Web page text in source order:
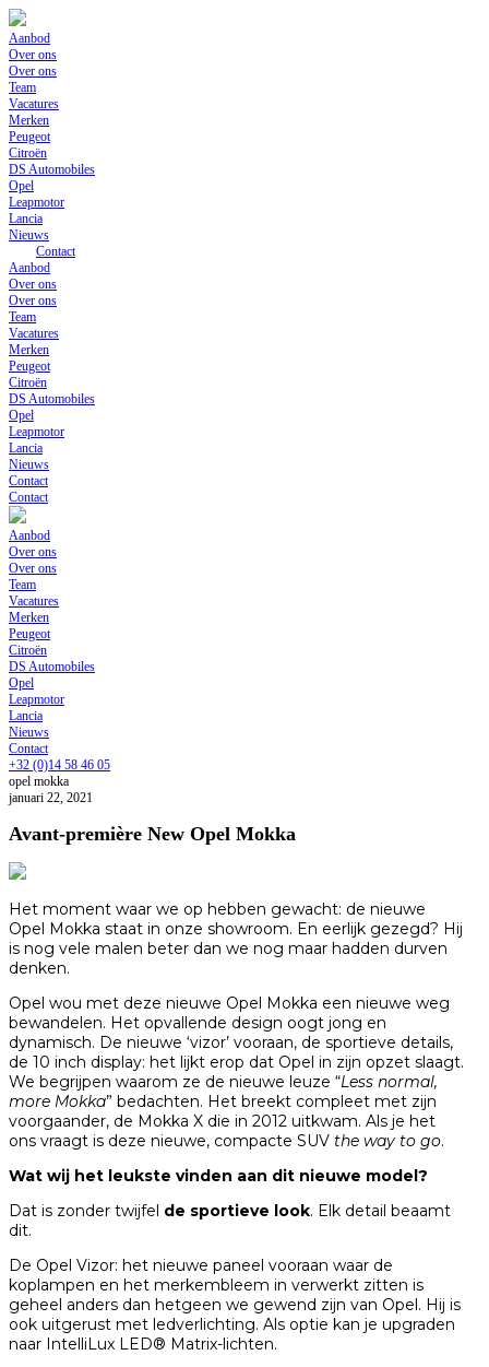
Skip
to
content
Aanbod
Over ons
Over ons
Team
Vacatures
Merken
Peugeot
Citroën
DS Automobiles
Opel
Leapmotor
Lancia
Nieuws
Contact
Aanbod
Over ons
Over ons
Team
Vacatures
Merken
Peugeot
Citroën
DS Automobiles
Opel
Leapmotor
Lancia
Nieuws
Contact
Contact
Aanbod
Over ons
Over ons
Team
Vacatures
Merken
Peugeot
Citroën
DS Automobiles
Opel
Leapmotor
Lancia
Nieuws
Contact
+32 (0)14 58 46 05
opel mokka
januari 22, 2021
Avant-première New Opel Mokka
Het moment waar we op hebben gewacht: de nieuwe
Opel Mokka staat in onze showroom. En eerlijk gezegd? Hij
is nog vele malen beter dan we nog maar hadden durven
denken.
Opel wou met deze nieuwe Opel Mokka een nieuwe weg
bewandelen. Het opvallende design oogt jong en
dynamisch. De nieuwe ‘vizor’ vooraan, de sportieve details,
de 10 inch display: het lijkt erop dat Opel in zijn opzet slaagt.
We begrijpen waarom ze de nieuwe leuze “Less normal,
more Mokka” bedachten. Het breekt compleet met zijn
voorgaander, de Mokka X die in 2012 uitkwam. Als je het
ons vraagt is deze nieuwe, compacte SUV the way to go.
Wat wij het leukste vinden aan dit nieuwe model?
Dat is zonder twijfel de sportieve look. Elk detail beaamt
dit.
De Opel Vizor: het nieuwe paneel vooraan waar de
koplampen en het merkembleem in verwerkt zitten is
geheel anders dan hetgeen we gewend zijn van Opel. Hij is
ook uitgerust met ledverlichting. Als optie kan je upgraden
naar IntelliLux LED® Matrix-lichten.